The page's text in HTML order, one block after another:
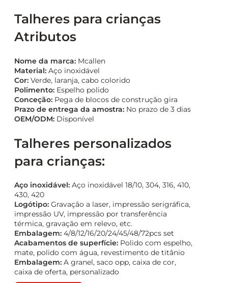
Talheres para crianças
Atributos
Nome da marca: Mcallen
Material: Aço inoxidável
Cor: Verde, laranja, cabo colorido
Polimento: Espelho polido
Conceção: Pega de blocos de construção gira
Prazo de entrega da amostra: No prazo de 3 dias
OEM/ODM: Disponível
Talheres personalizados
para crianças:
Aço inoxidável: Aço inoxidável 18/10, 304, 316, 410,
430, 420
Logótipo: Gravação a laser, impressão serigráfica,
impressão UV, impressão por transferência
térmica, gravação em relevo, etc.
Embalagem: 4/8/12/16/20/24/45/48/72pcs set
Acabamentos de superfície: Polido com espelho,
mate, polido com água, revestimento de titânio
Embalagem: A granel, saco opp, caixa de cor,
caixa de oferta, personalizado